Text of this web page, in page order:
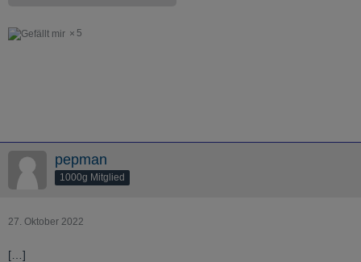
5
pepman
1000g Mitglied
27. Oktober 2022
[…]